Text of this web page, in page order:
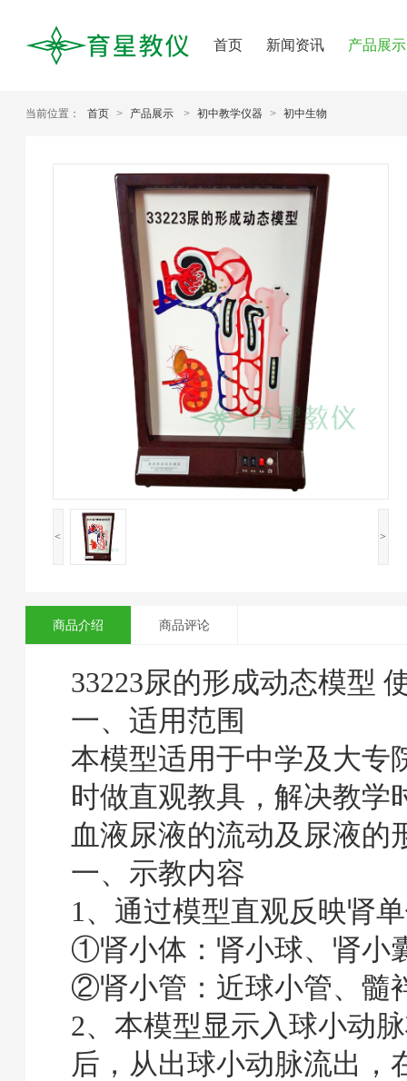
首页 新闻资讯 产品展示
当前位置： 首页 > 产品展示 > 初中教学仪器 > 初中生物
< >
商品介绍 商品评论
33223尿的形成动态模型
一、适用范围
本模型适用于中学及大专
时做直观教具，解决教学
血液尿液的流动及尿液的
一、示教内容
1、通过模型直观反映肾
①肾小体：肾小球、肾小
②肾小管：近球小管、髓
2、本模型显示入球小动
后，从出球小动脉流出，